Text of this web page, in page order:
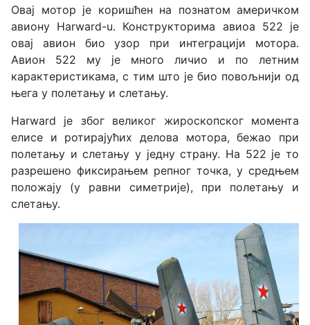
Овај мотор је коришћен на познатом америчком
авиону Harward-u. Конструкторима авиоа 522 је
овај авион био узор при интеграцији мотора.
Авион 522 му је много личио и по летним
карактеристикама, с тим што је био повољнији од
њега у полетању и слетању.
Harward је због великог жироскопског момента
елисе и ротирајућих делова мотора, бежао при
полетању и слетању у једну страну. На 522 је то
разрешено фиксирањем репног точка, у средњем
положају (у равни симетрије), при полетању и
слетању.